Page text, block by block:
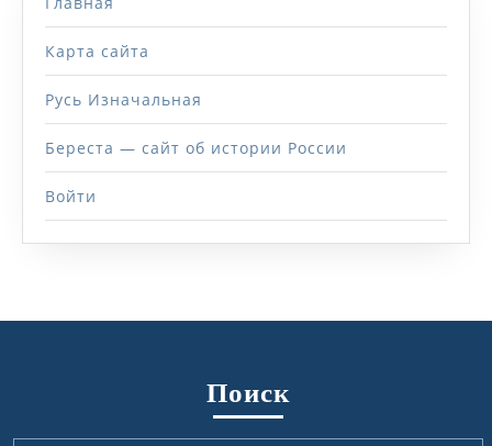
Карта сайта
Русь Изначальная
Береста — сайт об истории России
Войти
Поиск